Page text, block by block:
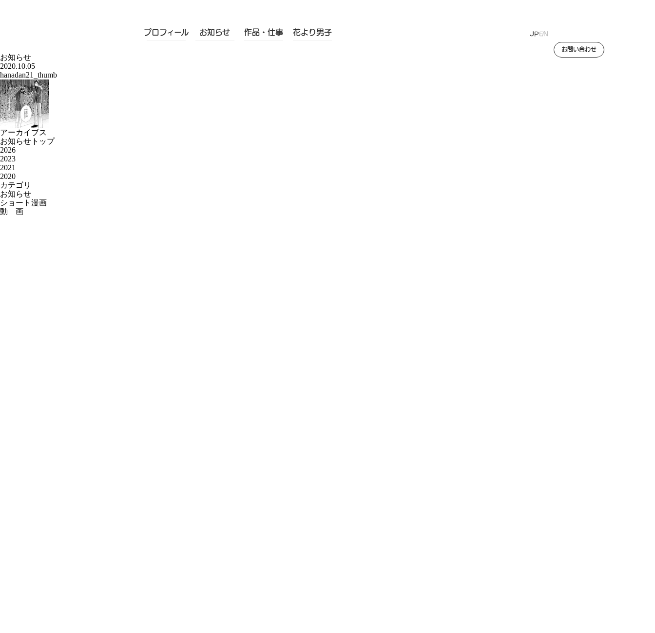
プロフィール お知らせ 作品・仕事 花より男子 JPEN
お問い合わせ
お知らせ
2020.10.05
hanadan21_thumb
アーカイブス
お知らせトップ
2026
2023
2021
2020
カテゴリ
お知らせ
ショート漫画
動 画